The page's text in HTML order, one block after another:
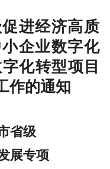
进经济高质
企业数字化
化转型项目
作的通知
省级
展专项